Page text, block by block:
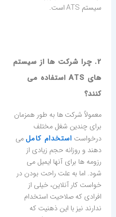
سیستم ATS است.
2. چرا شرکت ها از سیستم
های ATS استفاده می
کنند؟
معمولاً شرکت ها به طور همزمان
برای چندین شغل مختلف
درخواست استخدام کامل می
دهند و روزانه حجم زیادی از
رزومه ها برای آنها ایمیل می
شود. اما به علت راحت بودن در
خواست کار آنلاین، خیلی از
افرادی که صلاحیت استخدام
ندارند نیز با این ذهنیت که